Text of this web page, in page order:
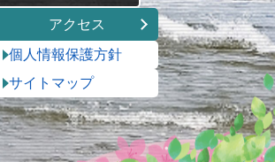
アクセス
個人情報保護方針
サイトマップ